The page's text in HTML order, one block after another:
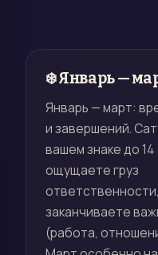
❄️ Январь —
Январь — март:
и завершений.
вашем знаке до
ощущаете груз
заканчиваете
(работа,